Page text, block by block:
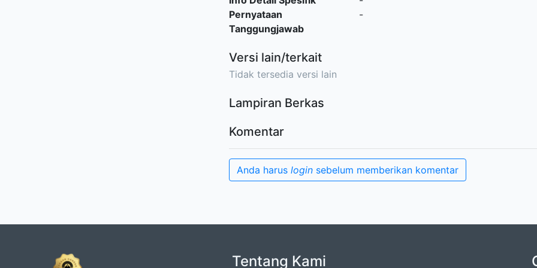
Pernyataan
Tanggungjawab
-
Versi lain/terkait
Tidak tersedia versi lain
Lampiran Berkas
Komentar
Anda harus login sebelum memberikan komentar
Tentang Kami